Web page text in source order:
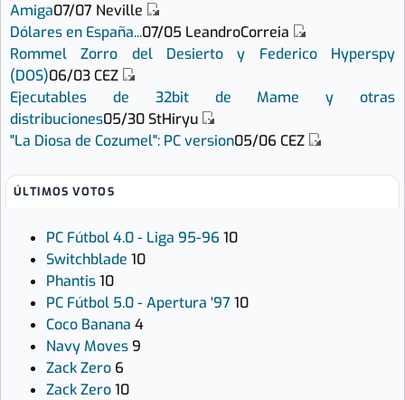
Amiga07/07 Neville
Dólares en España...07/05 LeandroCorreia
Rommel Zorro del Desierto y Federico Hyperspy
(DOS)06/03CEZ
Ejecutables de 32bit de Mame y otras
distribuciones05/30 StHiryu
"La Diosa de Cozumel": PC version05/06 CEZ
ÚLTIMOS VOTOS
PC Fútbol 4.0 - Liga 95-96 10
Switchblade 10
Phantis10
PC Fútbol 5.0 - Apertura '97 10
Coco Banana 4
Navy Moves 9
Zack Zero 6
Zack Zero10